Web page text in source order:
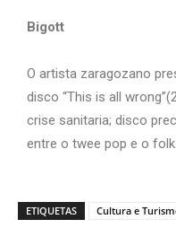
Bigott
O artista zaragozano
disco “This is all
crise sanitaria; disco
entre o twee pop e o folk.
ETIQUETAS Cultura e